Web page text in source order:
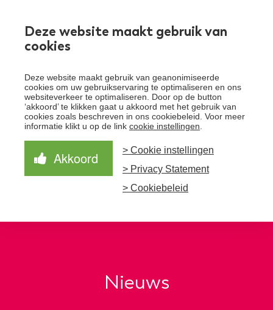
Deze website maakt gebruik van
cookies
Deze website maakt gebruik van geanonimiseerde
cookies om uw gebruikservaring te optimaliseren en ons
websiteverkeer te optimaliseren. Door op de button
‘akkoord’ te klikken gaat u akkoord met het gebruik van
cookies zoals beschreven in ons cookiebeleid. Voor meer
informatie klikt u op de link cookie instellingen
Akkoord
> Cookie instellingen
> Privacy Statement
> Cookiebeleid
Over Santeon
Waardegedreven zorg
aanpak
Samen Beter
Nieuws
Schrijf je in voor de nieuwsbrief
Schrijf je in voor onze nieuwsbrief en ontvang het
laatste nieuws!
Aanmelden nieuwsbrief
Nieuws